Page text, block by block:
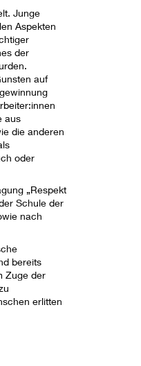
Junge
Aspekten
der
auf
aus
die anderen
oder
„Respekt
Schule der
nach
bereits
Zuge der
erlitten